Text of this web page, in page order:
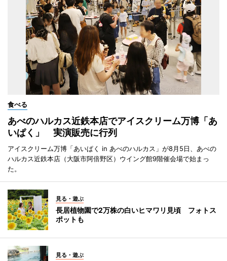
食べる
あべのハルカス近鉄本店でアイスクリーム万博「あ
いぱく」 実演販売に行列
アイスクリーム万博「あいぱく in あべのハルカス」が8月5日、あべの
ハルカス近鉄本店（大阪市阿倍野区）ウイング館9階催会場で始まっ
た。
見る・遊ぶ
長居植物園で2万株の白いヒマワリ見頃 フォトス
ポットも
見る・遊ぶ